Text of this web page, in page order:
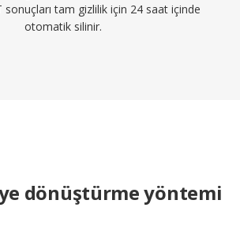
sonuçları tam gizlilik için 24 saat içinde
otomatik silinir.
dönüştürme yöntemi